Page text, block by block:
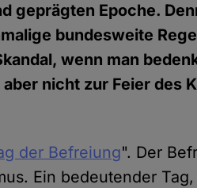
geprägten Epoche.
bundesweite
wenn man
nicht zur Feier des
der Befreiung". Der
Ein bedeutender